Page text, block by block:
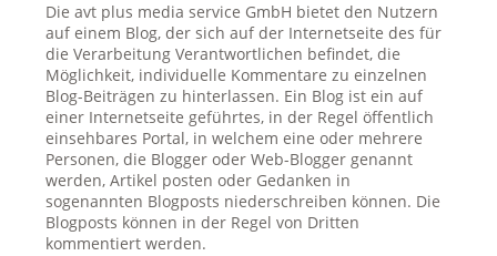
Die avt plus media service GmbH bietet den Nutzern
auf einem Blog, der sich auf der Internetseite des für
die Verarbeitung Verantwortlichen befindet, die
Möglichkeit, individuelle Kommentare zu einzelnen
Blog-Beiträgen zu hinterlassen. Ein Blog ist ein auf
einer Internetseite geführtes, in der Regel öffentlich
einsehbares Portal, in welchem eine oder mehrere
Personen, die Blogger oder Web-Blogger genannt
werden, Artikel posten oder Gedanken in
sogenannten Blogposts niederschreiben können. Die
Blogposts können in der Regel von Dritten
kommentiert werden.